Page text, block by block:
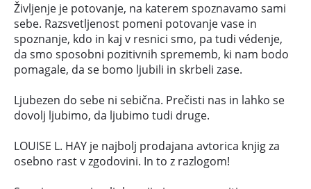
Življenje je potovanje, na katerem spoznavamo sami
sebe. Razsvetljenost pomeni potovanje vase in
spoznanje, kdo in kaj v resnici smo, pa tudi védenje,
da smo sposobni pozitivnih sprememb, ki nam bodo
pomagale, da se bomo ljubili in skrbeli zase.
Ljubezen do sebe ni sebična. Prečisti nas in lahko se
dovolj ljubimo, da ljubimo tudi druge.
LOUISE L. HAY je najbolj prodajana avtorica knjig za
osebno rast v zgodovini. In to z razlogom!